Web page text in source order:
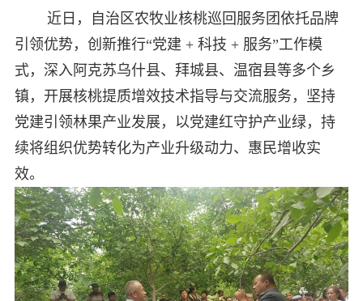
近日，自治区农牧业核桃巡回服务团依托品牌
引领优势，创新推行“党建 + 科技 + 服务”工作模
式，深入阿克苏乌什县、拜城县、温宿县等多个乡
镇，开展核桃提质增效技术指导与交流服务，坚持
党建引领林果产业发展，以党建红守护产业绿，持
续将组织优势转化为产业升级动力、惠民增收实
效。